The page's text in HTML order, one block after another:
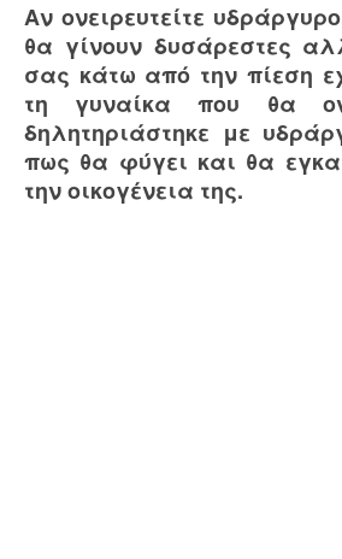
Αν ονειρευτείτε
θα γίνουν δυσάρεστες
σας κάτω από την πίεση
τη γυναίκα που θα
δηλητηριάστηκε με
πως θα φύγει και θα
την οικογένεια της.